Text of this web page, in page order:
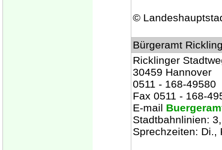
©
Bürgeramt
Ricklinger
30459 Hannover
0511 - 168-49580
Fax 0511 - 168-
E-mail
Stadtbahnlinien:
Sprechzeiten: Di.,